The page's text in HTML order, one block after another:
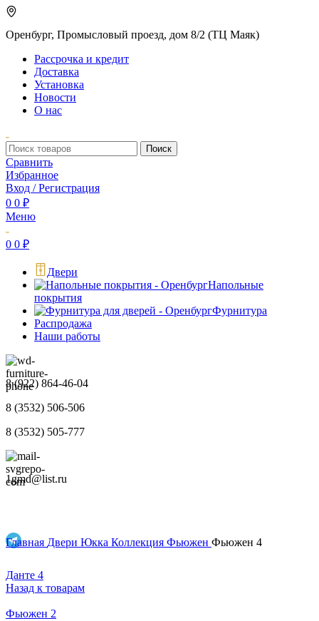
Оренбург, Промысловый проезд, дом 8/2 (ТЦ Маяк)
Рассрочка и кредит
Доставка
Установка
Новости
О нас
Поиск
Сравнить
Избранное
Вход / Регистрация
0 0 ₽
Меню
0 0 ₽
Двери
Напольные
покрытия
Фурнитура
Распродажа
Наши работы
8 (922) 864-46-04
8 (3532) 506-506
8 (3532) 505-777
1gmd@list.ru
Главная Двери Юкка Коллекция Фьюжен Фьюжен 4
Данте 4
Назад к товарам
Фьюжен 2